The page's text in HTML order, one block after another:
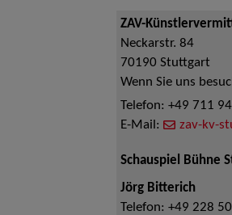
ZAV-
Neckarstr. 84
70190 Stuttgart
Wenn Sie uns
Telefon: +49 711
E-Mail:
zav-kv-
Schauspiel Bühne
Jörg Bitterich
Telefon: +49 228